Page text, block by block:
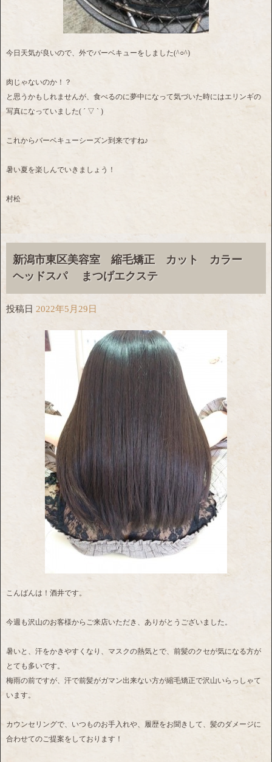
今日天気が良いので、外でバーベキューをしました(^○^)
肉じゃないのか！？
と思うかもしれませんが、食べるのに夢中になって気づいた時にはエリンギの
写真になっていました( ´ ▽ ` )
これからバーベキューシーズン到来ですね♪
暑い夏を楽しんでいきましょう！
村松
新潟市東区美容室 縮毛矯正 カット カラー
ヘッドスパ まつげエクステ
投稿日 2022年5月29日
こんばんは！酒井です。
今週も沢山のお客様からご来店いただき、ありがとうございました。
暑いと、汗をかきやすくなり、マスクの熱気とで、前髪のクセが気になる方が
とても多いです。
梅雨の前ですが、汗で前髪がガマン出来ない方が縮毛矯正で沢山いらっしゃて
います。
カウンセリングで、いつものお手入れや、履歴をお聞きして、髪のダメージに
合わせてのご提案をしております！